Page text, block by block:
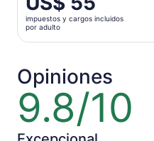
precio
es
de
por
adulto
impuestos y cargos incluidos
por adulto
Opiniones
9.8/10
9.8
de
10